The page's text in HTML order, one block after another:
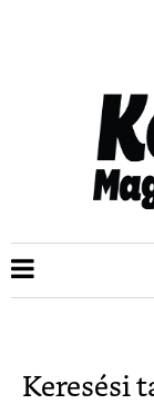
Keresési